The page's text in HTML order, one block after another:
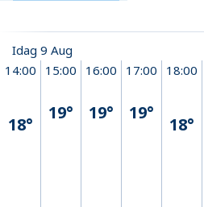
Idag 9 Aug
14:00
18°
15:00
19°
16:00
19°
17:00
19°
18:00
18°